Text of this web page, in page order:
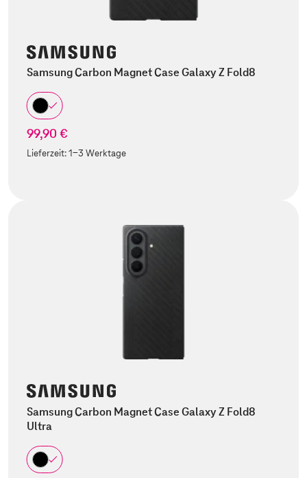
Samsung Carbon Magnet Case Galaxy Z Fold8
99,90 €
Lieferzeit:1-3 Werktage
Samsung Carbon Magnet Case Galaxy Z Fold8
Ultra